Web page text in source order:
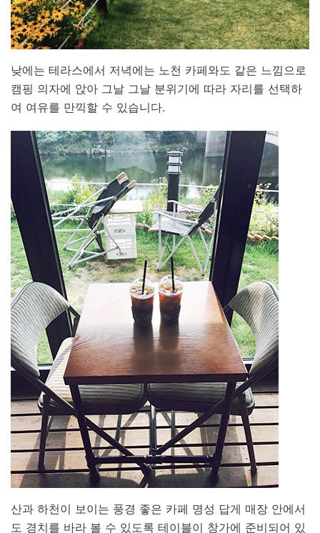
낮에는 테라스에서 저녁에는 노천 카페와도 같은 느낌으로
캠핑 의자에 앉아 그날 그날 분위기에 따라 자리를 선택하
여 여유를 만끽할 수 있습니다.
산과 하천이 보이는 풍경 좋은 카페 명성 답게 매장 안에서
도 경치를 바라 볼 수 있도록 테이블이 창가에 준비되어 있